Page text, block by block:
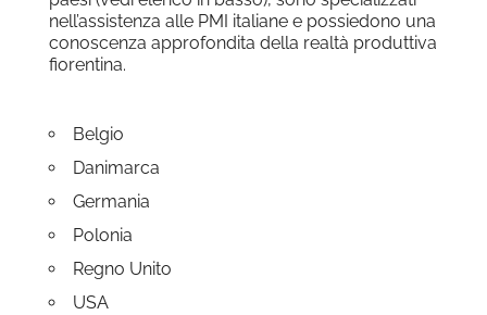
nell’assistenza alle PMI italiane e possiedono una
conoscenza approfondita della realtà produttiva
fiorentina.
Belgio
Danimarca
Germania
Polonia
Regno Unito
USA